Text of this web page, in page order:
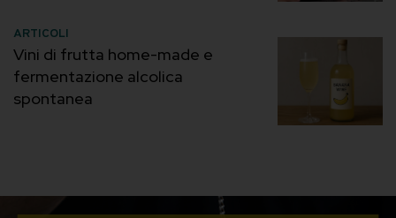
ARTICOLI
Vini di frutta home-made e
fermentazione alcolica
spontanea